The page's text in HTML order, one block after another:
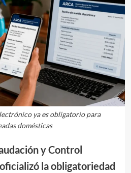
ya es obligatorio para
domésticas
y Control
la obligatoriedad